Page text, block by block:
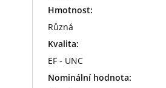
Hmotnost:
Různá
Kvalita:
EF - UNC
Nominální hodnota: